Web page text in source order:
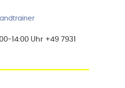
14:00 Uhr +49 7931